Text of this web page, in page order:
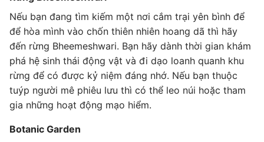
Nếu bạn đang tìm kiếm một nơi cắm trại yên bình để
để hòa mình vào chốn thiên nhiên hoang dã thì hãy
đến rừng Bheemeshwari. Bạn hãy dành thời gian khám
phá hệ sinh thái động vật và đi dạo loanh quanh khu
rừng để có được kỷ niệm đáng nhớ. Nếu bạn thuộc
tuýp người mê phiêu lưu thì có thể leo núi hoặc tham
gia những hoạt động mạo hiểm.
Botanic Garden